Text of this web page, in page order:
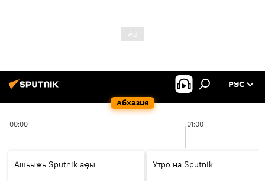
Абхазия
РУС
00:00 01:00
Ашьыжь Sputnik аҿы Утро на Sputnik